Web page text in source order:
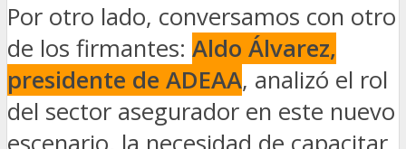
Por otro lado, conversamos con otro
de los firmantes: Aldo Álvarez,
presidente de ADEAA, analizó el rol
del sector asegurador en este nuevo